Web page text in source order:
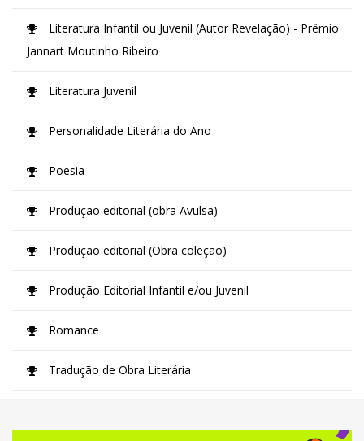
Literatura Infantil ou Juvenil (Autor Revelação) - Prêmio
Jannart Moutinho Ribeiro
Literatura Juvenil
Personalidade Literária do Ano
Poesia
Produção editorial (obra Avulsa)
Produção editorial (Obra coleção)
Produção Editorial Infantil e/ou Juvenil
Romance
Tradução de Obra Literária